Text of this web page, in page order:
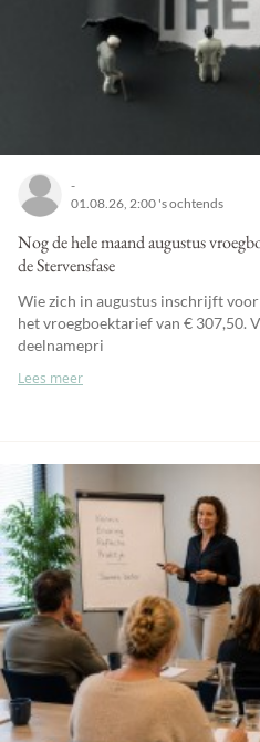
-
01.08.26, 2:00 's ochtends
Nog de hele maand augustus
de Stervensfase
Wie zich in augustus inschrijft
het vroegboektarief van € 307,50.
deelnamepri
Lees meer